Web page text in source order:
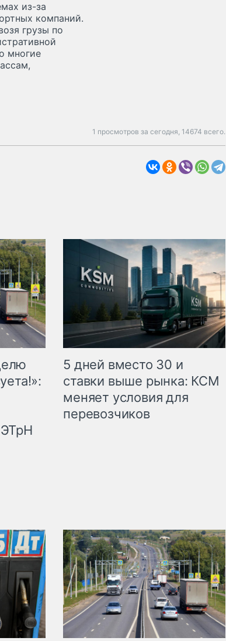
из-за
компаний.
грузы по
многие
1 просмотров за сегодня, 14674 всего.
5 дней вместо 30 и
ставки выше рынка: КСМ
меняет условия для
перевозчиков